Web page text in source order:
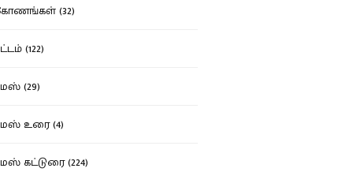
(32)
(122)
(29)
உரை (4)
கட்டுரை (224)